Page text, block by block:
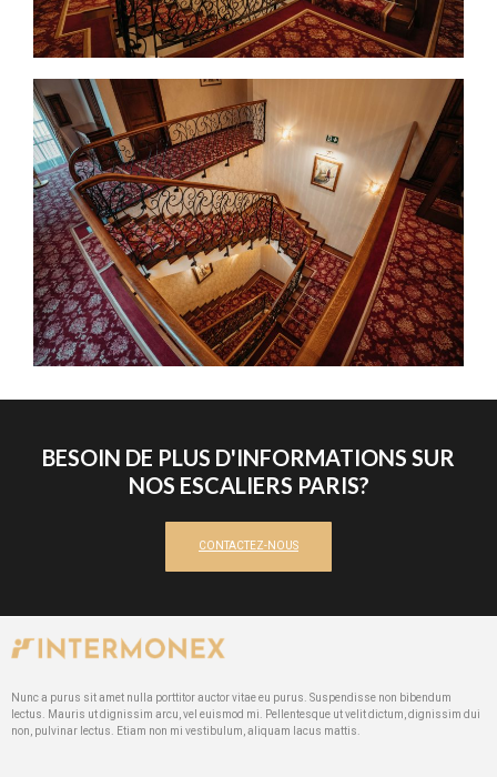
BESOIN DE PLUS D'INFORMATIONS SUR
NOS ESCALIERS PARIS?
CONTACTEZ-NOUS
Nunc a purus sit amet nulla porttitor auctor vitae eu purus. Suspendisse non bibendum
lectus. Mauris ut dignissim arcu, vel euismod mi. Pellentesque ut velit dictum, dignissim dui
non, pulvinar lectus. Etiam non mi vestibulum, aliquam lacus mattis.